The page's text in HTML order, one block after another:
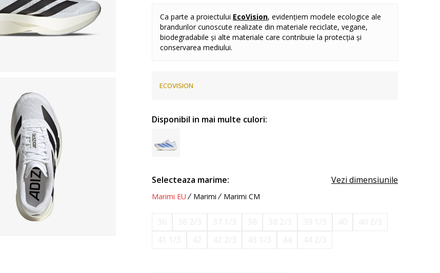
Ca parte a proiectului EcoVision, evidențiem modele ecologice ale
brandurilor cunoscute realizate din materiale reciclate, vegane,
biodegradabile și alte materiale care contribuie la protecția și
conservarea mediului.
ECOVISION
Disponibil in mai multe culori:
Selecteaza marime: Vezi dimensiunile
Marimi EU Marimi Marimi CM